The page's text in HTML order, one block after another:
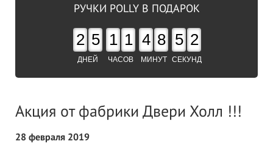
РУЧКИ POLLY В ПОДАРОК
2 5
ДНЕЙ
1 1
ЧАСОВ
4 8
МИНУТ
5 1
СЕКУНД
Акция от фабрики Двери Холл !!!
28 февраля 2019